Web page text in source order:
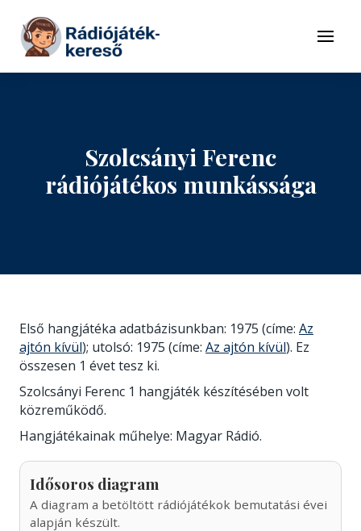
Tovább a tartalomhoz
Menü
Szolcsányi Ferenc
rádiójátékos munkássága
Első hangjátéka adatbázisunkban: 1975 (címe: Az
ajtón kívül); utolsó: 1975 (címe: Az ajtón kívül). Ez
összesen 1 évet tesz ki.
Szolcsányi Ferenc 1 hangjáték készítésében volt
közreműködő.
Hangjátékainak műhelye: Magyar Rádió.
Idősoros diagram
A diagram a betöltött rádiójátékok bemutatási évei
alapján készült.